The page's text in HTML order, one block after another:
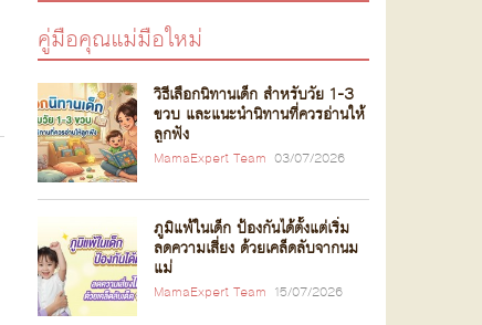
คู่มือคุณแม่มือใหม่
วิธีเลือกนิทานเด็ก สำหรับวัย 1-3
ขวบ และแนะนำนิทานที่ควรอ่านให้
ลูกฟัง
MamaExpert Team 03/07/2026
ภูมิแพ้ในเด็ก ป้องกันได้ตั้งแต่เริ่ม
ลดความเสี่ยง ด้วยเคล็ดลับจากนม
แม่
MamaExpert Team 15/07/2026